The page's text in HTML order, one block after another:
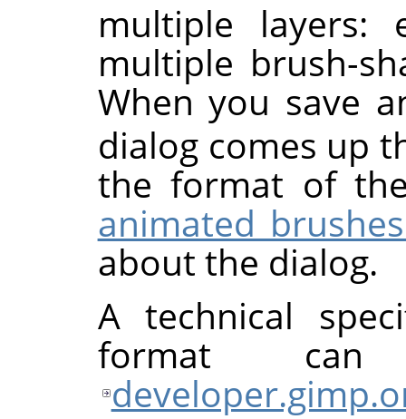
multiple layers:
multiple brush-
When you save
dialog comes up
the format of
animated
about the dialog.
A technical
format